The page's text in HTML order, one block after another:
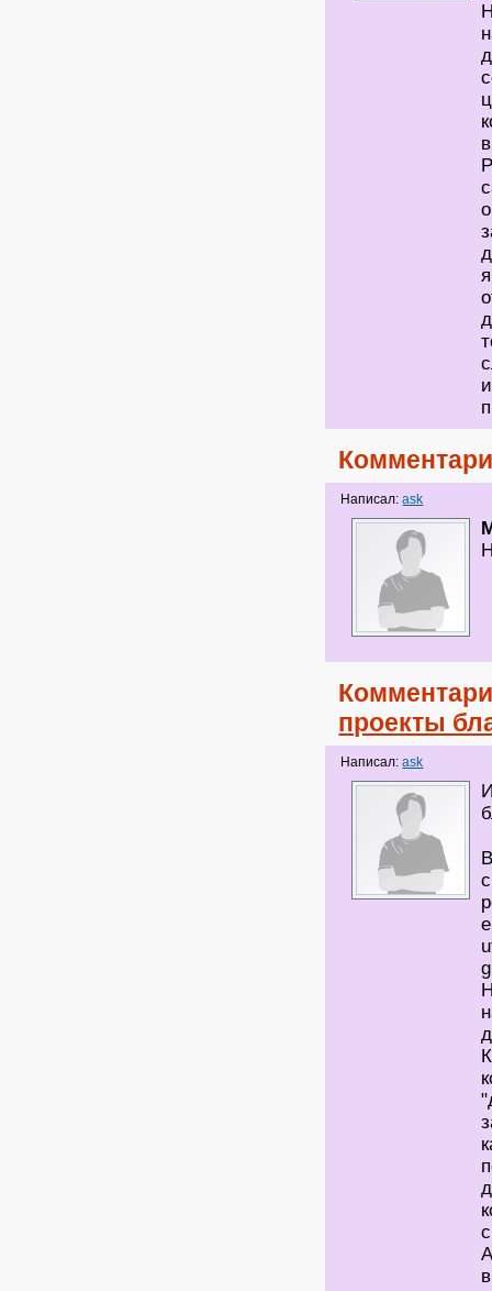
Написал:ask
проекты
Написал:ask